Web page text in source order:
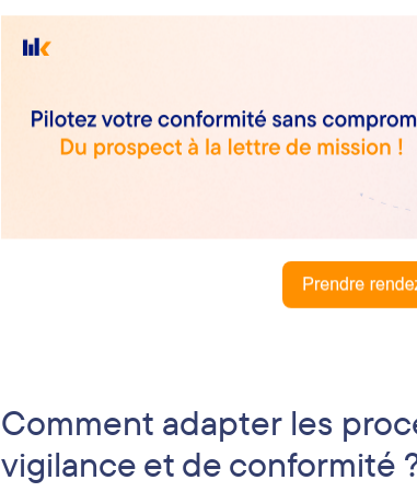
provenance des fonds, une vérification plus fine de
transactions. En France,
dispositifs de vigilance
. De son côté, l’Ordre des
👀 Pour consulter la synthèse du rapport 2024 de
Quoi qu’il en soit, les outils logiciels utilisés pour la
mises à jour automatiques des dernières listes du